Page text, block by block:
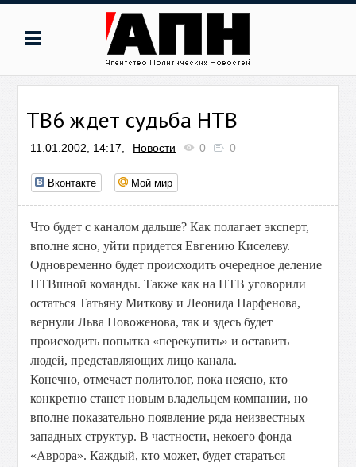
ТВ6 ждет судьба НТВ
11.01.2002, 14:17, Новости 0 0
Вконтакте Мой мир
Что будет с каналом дальше? Как полагает эксперт,
вполне ясно, уйти придется Евгению Киселеву.
Одновременно будет происходить очередное деление
НТВшной команды. Также как на НТВ уговорили
остаться Татьяну Миткову и Леонида Парфенова,
вернули Льва Новоженова, так и здесь будет
происходить попытка «перекупить» и оставить
людей, представляющих лицо канала.
Конечно, отмечает политолог, пока неясно, кто
конкретно станет новым владельцем компании, но
вполне показательно появление ряда неизвестных
западных структур. В частности, некоего фонда
«Аврора». Каждый, кто может, будет стараться